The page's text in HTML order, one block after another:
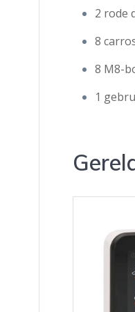
2 rode
8
8 M8-
1